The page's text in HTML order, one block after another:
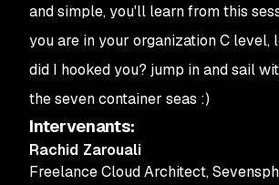
and simple, you'll learn from this
you are in your organization C level,
did I hooked you? jump in and sail
the seven container seas :)
Intervenants:
Rachid Zarouali
Freelance Cloud Architect,